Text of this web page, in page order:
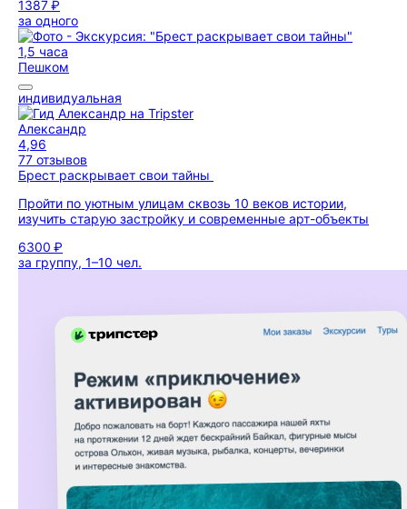
1387 ₽
за одного
1,5 часа
Пешком
индивидуальная
Александр
4,96
77 отзывов
Брест раскрывает свои тайны
Пройти по уютным улицам сквозь 10 веков истории,
изучить старую застройку и современные арт-объекты
6300 ₽
за группу, 1–10 чел.